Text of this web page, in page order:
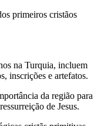
primeiros cristãos
na Turquia, incluem
inscrições e artefatos.
da região para
de Jesus.